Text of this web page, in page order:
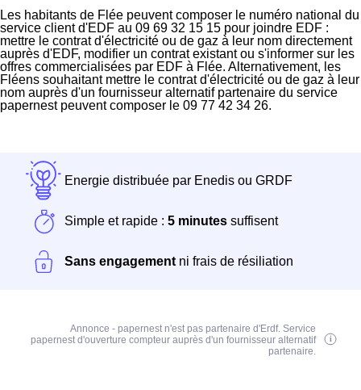
Les habitants de Flée peuvent composer le numéro national du
service client d'EDF au 09 69 32 15 15 pour joindre EDF :
mettre le contrat d'électricité ou de gaz à leur nom directement
auprès d'EDF, modifier un contrat existant ou s'informer sur les
offres commercialisées par EDF à Flée. Alternativement, les
Fléens souhaitant mettre le contrat d'électricité ou de gaz à leur
nom auprès d'un fournisseur alternatif partenaire du service
papernest peuvent composer le 09 77 42 34 26.
Energie distribuée par Enedis ou GRDF
Simple et rapide : 5 minutes suffisent
Sans engagement ni frais de résiliation
Annonce - papernest n'est pas partenaire d'Erdf. Service
papernest d'ouverture compteur auprès d'un fournisseur alternatif
partenaire.